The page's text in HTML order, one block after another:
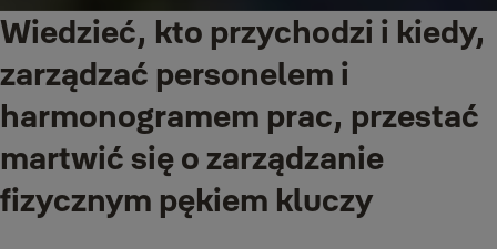
Wiedzieć, kto przychodzi i kiedy,
zarządzać personelem i
harmonogramem prac, przestać
martwić się o zarządzanie
fizycznym pękiem kluczy